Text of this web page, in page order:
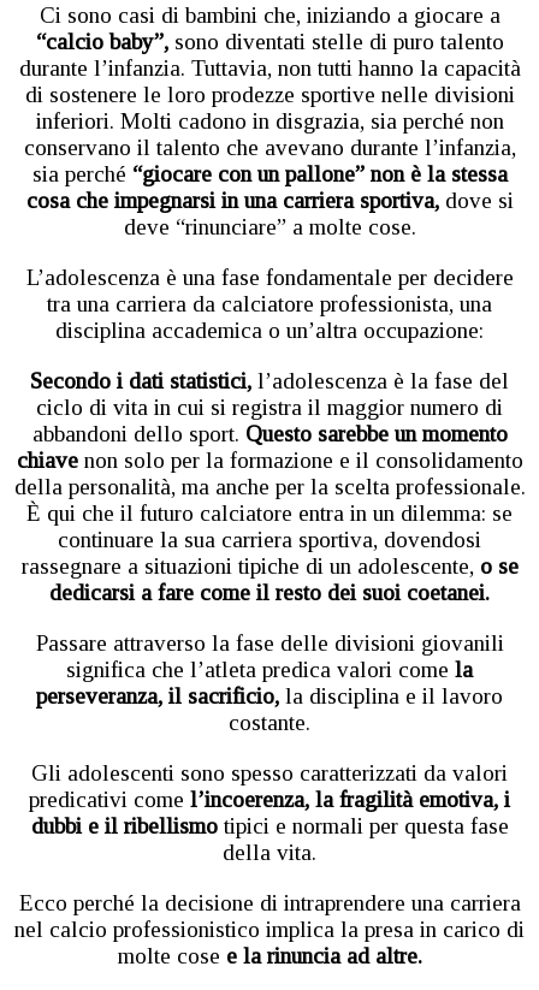
Ci sono casi di bambini che, iniziando a giocare a
“calcio baby”,sono diventati stelle di puro talento
durante l’infanzia. Tuttavia, non tutti hanno la capacità
di sostenere le loro prodezze sportive nelle divisioni
inferiori. Molti cadono in disgrazia, sia perché non
conservano il talento che avevano durante l’infanzia,
sia perché “giocare con un pallone” non è la stessa
cosa che impegnarsi in una carriera sportiva,dove si
deve “rinunciare” a molte cose.
L’adolescenza è una fase fondamentale per decidere
tra una carriera da calciatore professionista, una
disciplina accademica o un’altra occupazione:
Secondo i dati statistici, l’adolescenza è la fase del
ciclo di vita in cui si registra il maggior numero di
abbandoni dello sport. Questo sarebbe un momento
chiave non solo per la formazione e il consolidamento
della personalità, ma anche per la scelta professionale.
È qui che il futuro calciatore entra in un dilemma: se
continuare la sua carriera sportiva, dovendosi
rassegnare a situazioni tipiche di un adolescente, o se
dedicarsi a fare come il resto dei suoi coetanei.
Passare attraverso la fase delle divisioni giovanili
significa che l’atleta predica valori come la
perseveranza, il sacrificio, la disciplina e il lavoro
costante.
Gli adolescenti sono spesso caratterizzati da valori
predicativi come l’incoerenza, la fragilità emotiva, i
dubbi e il ribellismotipici e normali per questa fase
della vita.
Ecco perché la decisione di intraprendere una carriera
nel calcio professionistico implica la presa in carico di
molte cose e la rinuncia ad altre.